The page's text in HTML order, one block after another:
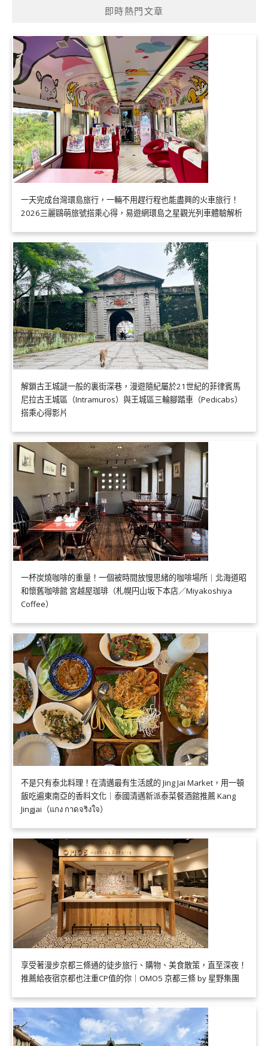
即時熱門文章
一天完成台灣環島旅行，一輛不用趕行程也能盡興的火車旅行！
2026三麗鷗萌旅號搭乘心得，易遊網環島之星觀光列車體驗解析
解鎖古王城謎一般的裏街深巷，漫遊隨紀屬於21世紀的菲律賓馬
尼拉古王城區（Intramuros）與王城區三輪腳踏車（Pedicabs）
搭乘心得影片
一杯炭燒咖啡的重量！一個被時間放慢思緒的咖啡場所｜北海道昭
和懷舊咖啡館 宮越屋珈琲（札幌円山坂下本店／Miyakoshiya
Coffee）
不是只有泰北料理！在清邁最有生活感的 Jing Jai Market，用一頓
飯吃遍東南亞的香料文化｜泰國清邁新派泰菜餐酒館推薦 Kang
Jingjai（แกง กาดจริงใจ）
享受著漫步京都三條通的徒步旅行、購物、美食散策，直至深夜！
推薦給夜宿京都也注重CP值的你｜OMO5 京都三條 by 星野集團